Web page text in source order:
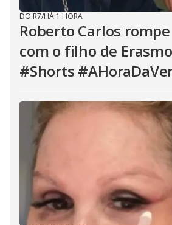
DO R7/HÁ 1 HORA
Roberto Carlos
com o filho de
#Shorts